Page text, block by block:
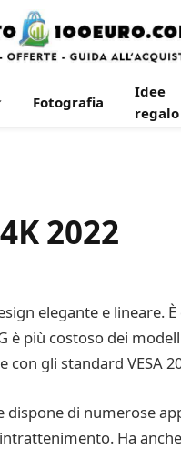
Fotografia
Idee
regalo
2022
elegante e lineare.
più costoso dei
gli standard VESA
dispone di numerose
Ha